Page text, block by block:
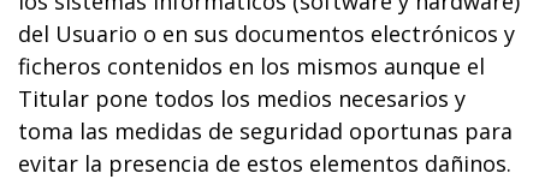
del Usuario o en sus documentos electrónicos y
ficheros contenidos en los mismos aunque el
Titular pone todos los medios necesarios y
toma las medidas de seguridad oportunas para
evitar la presencia de estos elementos dañinos.